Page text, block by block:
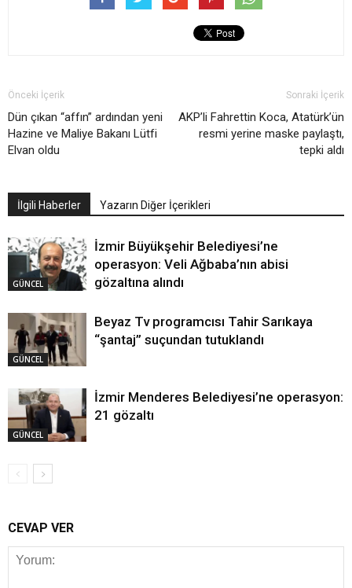
Önceki İçerik
Dün çıkan “affın” ardından yeni
Hazine ve Maliye Bakanı Lütfi
Elvan oldu
Sonraki İçerik
AKP’li Fahrettin Koca, Atatürk’ün
resmi yerine maske paylaştı,
tepki aldı
İlgili Haberler Yazarın Diğer İçerikleri
GÜNCEL
İzmir Büyükşehir Belediyesi’ne
operasyon: Veli Ağbaba’nın abisi
gözaltına alındı
GÜNCEL
Beyaz Tv programcısı Tahir Sarıkaya
“şantaj” suçundan tutuklandı
GÜNCEL
İzmir Menderes Belediyesi’ne operasyon:
21 gözaltı
CEVAP VER